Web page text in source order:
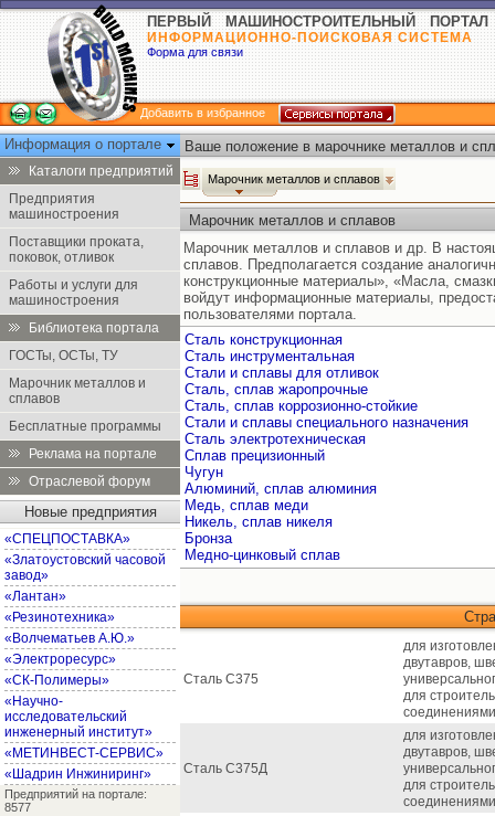
ПЕРВЫЙ МАШИНОСТРОИТЕЛЬНЫЙ ПОРТАЛ
ИНФОРМАЦИОННО-ПОИСКОВАЯ СИСТЕМА
Форма для связи
Добавить в избранное
Информация о портале
Каталоги предприятий
Предприятия
машиностроения
Поставщики проката,
поковок, отливок
Работы и услуги для
машиностроения
Библиотека портала
ГОСТы, ОСТы, ТУ
Марочник металлов и
сплавов
Бесплатные программы
Реклама на портале
Отраслевой форум
Новые предприятия
«СПЕЦПОСТАВКА»
«Златоустовский часовой
завод»
«Лантан»
«Резинотехника»
«Волчематьев А.Ю.»
«Электроресурс»
«СК-Полимеры»
«Научно-
исследовательский
инженерный институт»
«МЕТИНВЕСТ-СЕРВИС»
«Шадрин Инжиниринг»
Предприятий на портале:
8577
Ваше положение в марочнике металлов и
Марочник металлов и сплавов
Марочник металлов и сплавов
Марочник металлов и сплавов и др. В
сплавов. Предполагается создание
конструкционные материалы», «Масла,
войдут информационные материалы,
пользователями портала.
Сталь конструкционная
Сталь инструментальная
Стали и сплавы для отливок
Сталь, сплав жаропрочные
Сталь, сплав коррозионно-стойкие
Стали и сплавы специального назначения
Сталь электротехническая
Сплав прецизионный
Чугун
Алюминий, сплав алюминия
Медь, сплав меди
Никель, сплав никеля
Бронза
Медно-цинковый сплав
Сталь С375
для
двутавров,
для
Сталь С375Д
для
двутавров,
для